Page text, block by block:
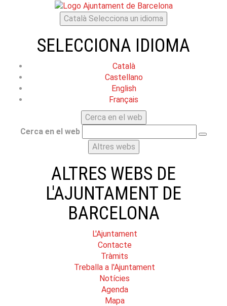
Català Selecciona un idioma
SELECCIONA IDIOMA
Català
Castellano
English
Français
Cerca en el web
Cerca en el web
Altres webs
ALTRES WEBS DE
L'AJUNTAMENT DE
BARCELONA
L'Ajuntament
Contacte
Tràmits
Treballa a l'Ajuntament
Notícies
Agenda
Mapa